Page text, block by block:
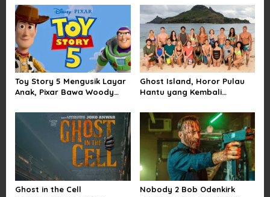
o
n
Sayang dan Bakti kepada
Orang Tua
Toy Story 5 Mengusik Layar
Anak, Pixar Bawa Woody
Ghost Island, Horor Pulau
Hantu yang Kembali
Ghost in the Cell
Nobody 2 Bob Odenkirk